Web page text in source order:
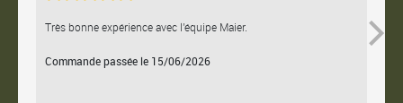
Très bonne expérience avec l'équipe Maier.
Commande passée le 15/06/2026